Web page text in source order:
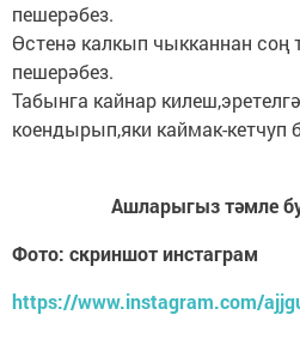
пешерәбез.
Өстенә калкып чыкканнан соң
пешерәбез.
Табынга кайнар
коендырып,яки каймак-кетчуп
Ашларыгыз тәмле
Фото: скриншот инстаграм
https://www.instagram.com/